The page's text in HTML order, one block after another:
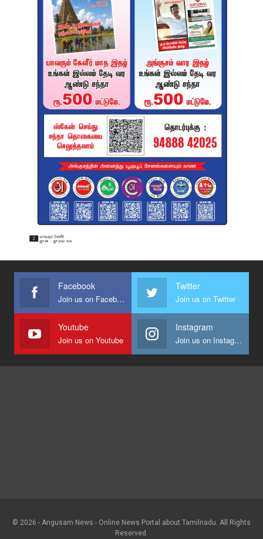
Facebook
Join us on Facebook
Twitter
Join us on Twitter
Youtube
Join us on Youtube
Instagram
Join us on Instagram
© 2026 - Angusam News - Online News Portal about Tamilnadu. All Rights
Reserved.